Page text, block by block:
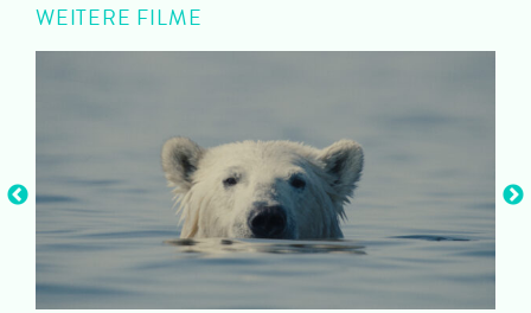
WEITERE FILME